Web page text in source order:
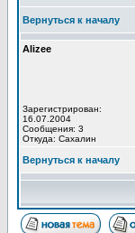
Вернуться к началу
Alizee
Зарегистрирован:
16.07.2004
Сообщения: 3
Откуда: Сахалин
Вернуться к началу